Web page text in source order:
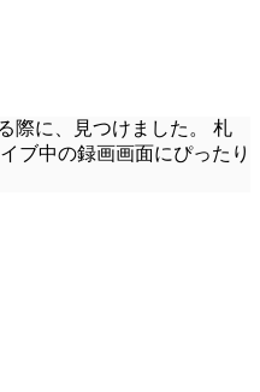
際に、見つけました。 札
ブ中の録画画面にぴったり